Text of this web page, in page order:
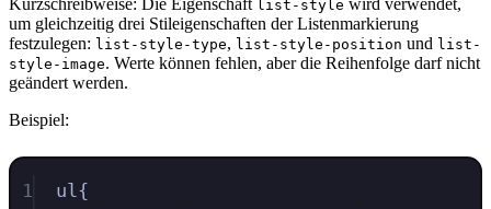
list-style
um gleichzeitig drei Stileigenschaften der Listenmarkierung
festzulegen: list-style-type, list-style-position und list-
style-image. Werte können fehlen, aber die Reihenfolge darf nicht
geändert werden.
Beispiel:
1 ul{